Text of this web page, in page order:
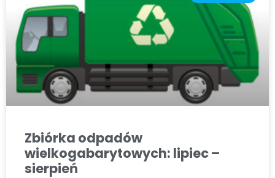
Zbiórka odpadów
wielkogabarytowych: lipiec –
sierpień